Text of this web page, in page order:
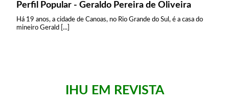
Perfil Popular - Geraldo Pereira de Oliveira
Há 19 anos, a cidade de Canoas, no Rio Grande do Sul, é a casa do
mineiro Gerald [...]
IHU EM REVISTA